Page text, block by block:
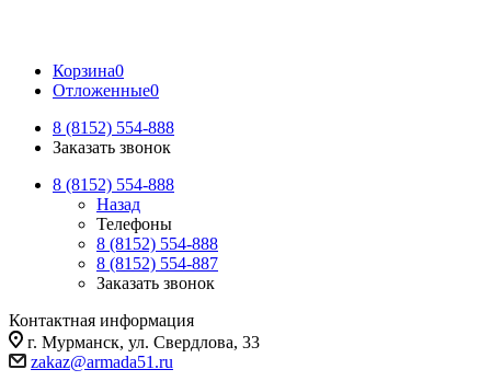
Корзина0
Отложенные0
8 (8152) 554-888
Заказать звонок
8 (8152) 554-888
Назад
Телефоны
8 (8152) 554-888
8 (8152) 554-887
Заказать звонок
Контактная информация
г. Мурманск, ул. Свердлова, 33
zakaz@armada51.ru